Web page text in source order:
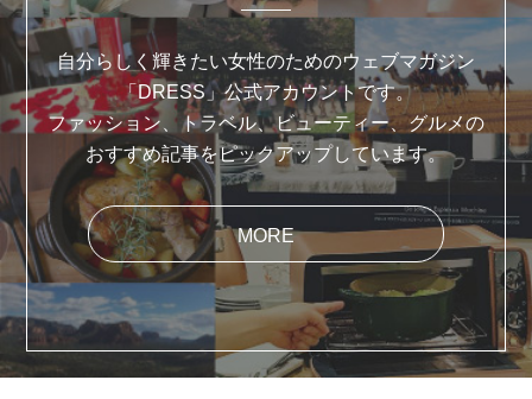
自分らしく輝きたい女性のためのウェブマガジン
「DRESS」公式アカウントです。
ファッション、トラベル、ビューティー、グルメの
おすすめ記事をピックアップしています。
MORE